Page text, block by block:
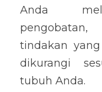
Anda
tindakan
dikurangi
tubuh Anda.